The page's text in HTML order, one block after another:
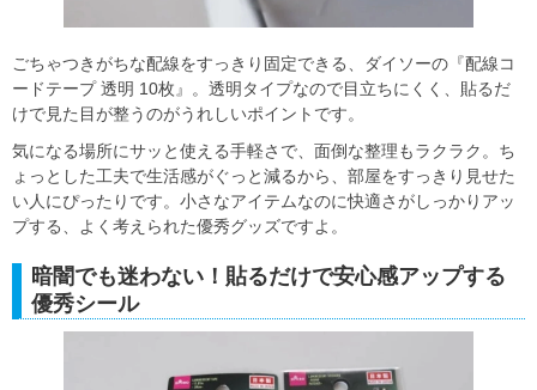
ごちゃつきがちな配線をすっきり固定できる、ダイソーの『配線コ
ードテープ 透明 10枚』。透明タイプなので目立ちにくく、貼るだ
けで見た目が整うのがうれしいポイントです。
気になる場所にサッと使える手軽さで、面倒な整理もラクラク。ち
ょっとした工夫で生活感がぐっと減るから、部屋をすっきり見せた
い人にぴったりです。小さなアイテムなのに快適さがしっかりアッ
プする、よく考えられた優秀グッズですよ。
暗闇でも迷わない！貼るだけで安心感アップする
優秀シール